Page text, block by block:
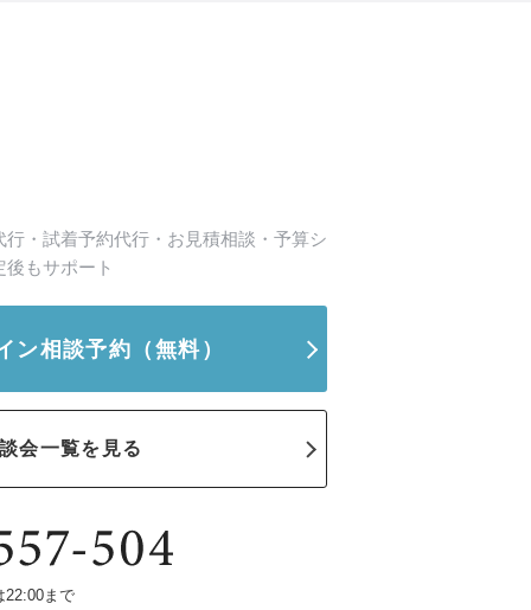
・試着予約代行・お見積相談・予算シ
後もサポート
ン相談予約 （無料）
会一覧を見る
22:00まで